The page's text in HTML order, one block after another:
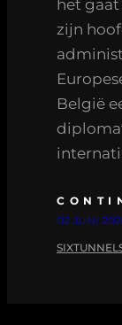
het
zijn
België
02 JUNI